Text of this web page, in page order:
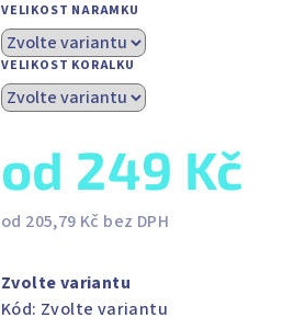
VELIKOST NARAMKU
VELIKOST KORALKU
od 249 Kč
od 205,79 Kč bez DPH
cena:
Zvolte variantu
Kód: Zvolte variantu